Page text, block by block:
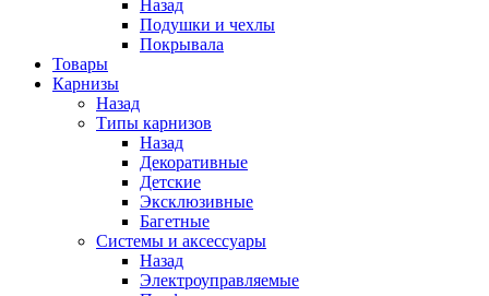
Назад
Подушки и чехлы
Покрывала
Товары
Карнизы
Назад
Типы карнизов
Назад
Декоративные
Детские
Эксклюзивные
Багетные
Системы и аксессуары
Назад
Электроуправляемые